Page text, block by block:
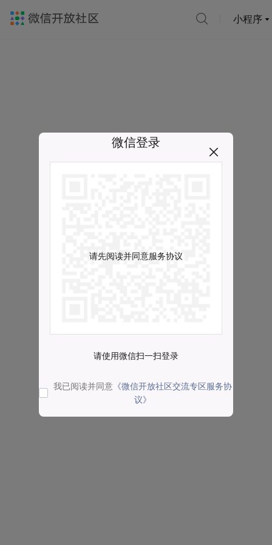
小程序
微信登录
请先阅读并同意服务协议
请使用微信扫一扫登录
我已阅读并同意 《微信开放社区交流专区服务协
议》